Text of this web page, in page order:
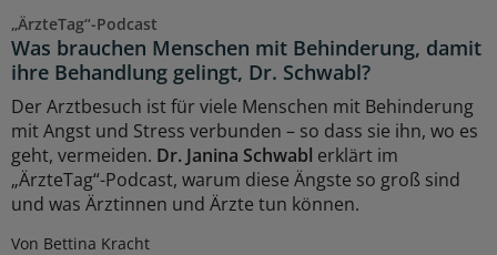
„ÄrzteTag“-Podcast
Was brauchen Menschen mit Behinderung, damit
ihre Behandlung gelingt, Dr. Schwabl?
Der Arztbesuch ist für viele Menschen mit Behinderung
mit Angst und Stress verbunden – so dass sie ihn, wo es
geht, vermeiden. Dr. Janina Schwabl erklärt im
„ÄrzteTag“-Podcast, warum diese Ängste so groß sind
und was Ärztinnen und Ärzte tun können.
Von Bettina Kracht